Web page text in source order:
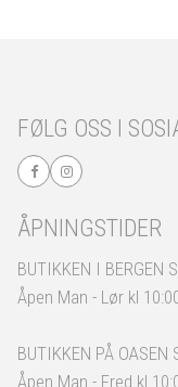
FØLG OSS I
ÅPNINGSTIDER
BUTIKKEN I BERGEN
Åpen Man - Lør kl
BUTIKKEN PÅ OASEN
Åpen Man - Fred kl